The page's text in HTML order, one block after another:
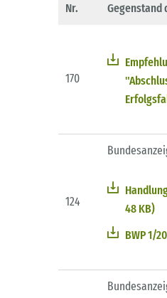
Nr. Gegenstand
170
124
48 KB)
BWP 1/